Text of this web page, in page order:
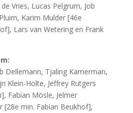
Vries, Lucas Pelgrum, Job
Karim Mulder [46e
Lars van Wetering en Frank
Dellemann, Tjaling Kamerman,
Klein-Holte, Jeffrey Rutgers
Fabian Mösle, Jelmer
[28e min. Fabian Beukhof],